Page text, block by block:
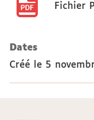
Fichier
Dates
Créé le 5